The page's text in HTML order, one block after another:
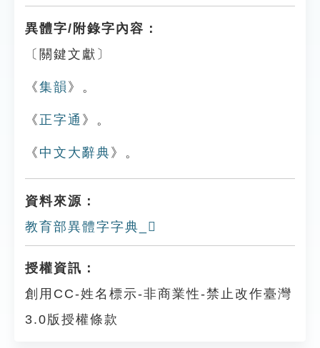
異體字/附錄字內容：
〔關鍵文獻〕
《集韻 》。
《 正字通 》。
《 中文大辭典 》。
資料來源：
教育部異體字字典_𤒓
授權資訊：
創用CC-姓名標示-非商業性-禁止改作臺灣
3.0版授權條款